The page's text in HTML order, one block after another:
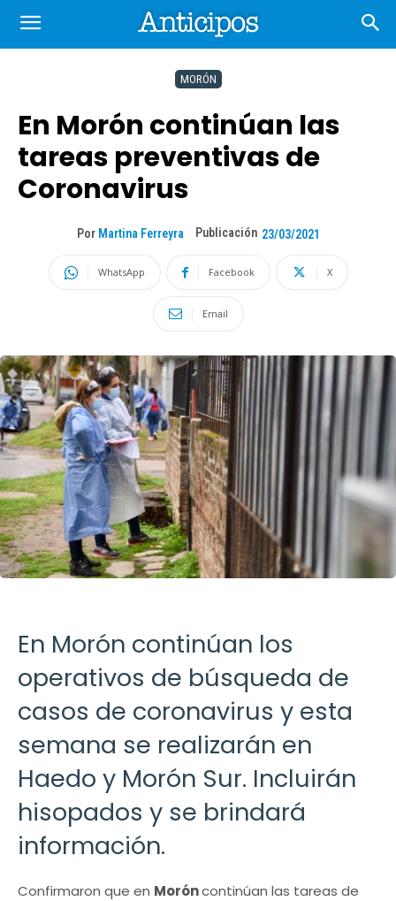
MORÓN
En Morón continúan las
tareas preventivas de
Coronavirus
Por Martina Ferreyra Publicación 23/03/2021
WhatsApp Facebook X
Email
En Morón continúan los
operativos de búsqueda de
casos de coronavirus y esta
semana se realizarán en
Haedo y Morón Sur. Incluirán
hisopados y se brindará
información.
Confirmaron que en Moróncontinúan las tareas de